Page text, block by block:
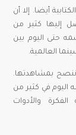
أيضا. إلا أن
إليها كثير من
حتى اليوم بين
العالمية.
ننصح بمشاهدتها.
اليوم في كثير من
الفكرة والأدوات